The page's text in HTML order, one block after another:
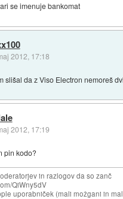
se imenuje bankomat
2012, 17:18
slišal da z Viso Electron nemoreš
2012, 17:19
pin kodo?
in razlogov da so zanč
QiWny5dV
uporabniček (mali možgani in